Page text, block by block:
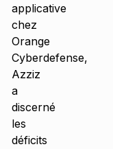
applicative
chez
Orange
Cyberdefense,
Azziz
a
discerné
les
déficits